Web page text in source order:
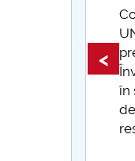
și
<